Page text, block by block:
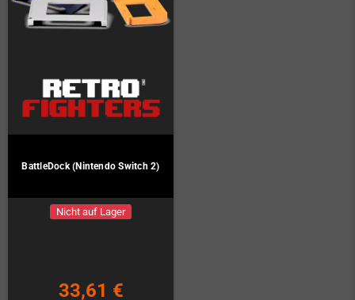
BattleDock (Nintendo Switch 2)
Nicht auf Lager
33,61 €